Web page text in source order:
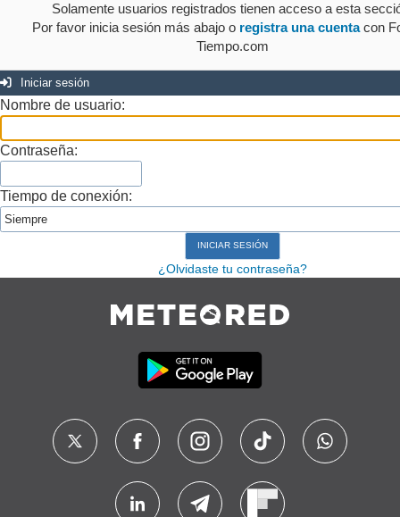
Solamente usuarios registrados tienen acceso a esta
Por favor inicia sesión más abajo o registra una cuentacon
Tiempo.com
Iniciar sesión
Nombre de usuario:
Contraseña:
Tiempo de conexión:
¿Olvidaste tu contraseña?